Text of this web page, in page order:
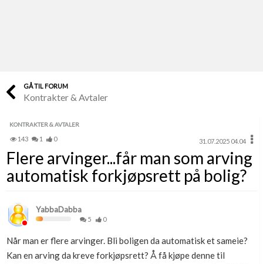
Finn håndverkere
Papirer som mangler
Skaff dokumentasjon som mangler
Se din bolig? Klikk her
GÅ TIL FORUM
Kontrakter & Avtaler
KONTRAKTER & AVTALER
143 1 0 31.07.2025 04.04
Flere arvinger...får man som arving
automatisk forkjøpsrett på bolig?
YabbaDabba
5 0
Når man er flere arvinger. Bli boligen da automatisk et sameie?
Kan en arving da kreve forkjøpsrett? Å få kjøpe denne til